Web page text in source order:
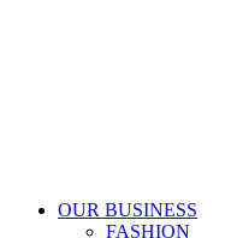
OUR BUSINESS
FASHION